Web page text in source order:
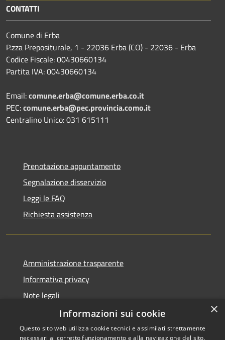
CONTATTI
Comune di Erba
P.zza Prepositurale, 1 - 22036 Erba (CO) - 22036 - Erba
Codice Fiscale: 00430660134
Partita IVA: 00430660134
Email:comune.erba@comune.erba.co.it
PEC:comune.erba@pec.provincia.como.it
Centralino Unico: 031 615111
Prenotazione appuntamento
Segnalazione disservizio
Leggi le FAQ
Richiesta assistenza
Amministrazione trasparente
Informativa privacy
Note legali
Dichiarazione di accessibilità
×
Informazioni sui cookie
Questo sito web utilizza cookie tecnici e assimilati strettamente
necessari al corretto funzionamento e alla navigazione del sito,